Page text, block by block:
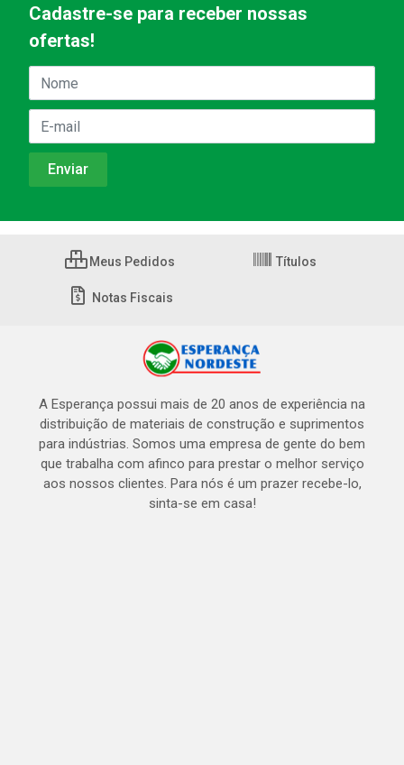
Cadastre-se para receber nossas
ofertas!
Meus Pedidos Títulos
Notas Fiscais
A Esperança possui mais de 20 anos de experiência na
distribuição de materiais de construção e suprimentos
para indústrias. Somos uma empresa de gente do bem
que trabalha com afinco para prestar o melhor serviço
aos nossos clientes. Para nós é um prazer recebe-lo,
sinta-se em casa!